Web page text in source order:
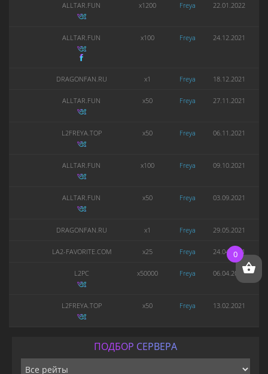
ALLTAR.FUN x1200 Freya 22.01.2022
ALLTAR.FUN x100 Freya 24.12.2021
DRAGONFAN.RU x1 Freya 18.12.2021
ALLTAR.FUN x50 Freya 27.11.2021
L2FREYA.TOP x50 Freya 06.11.2021
ALLTAR.FUN x100 Freya 09.10.2021
ALLTAR.FUN x50 Freya 03.09.2021
DRAGONFAN.RU x1 Freya 29.05.2021
LA2-FAVORITE.COM x25 Freya 24.04.2021
L2PC x50000 Freya 06.04.2021
L2FREYA.TOP x50 Freya 13.02.2021
ПОДБОР СЕРВЕРА
0